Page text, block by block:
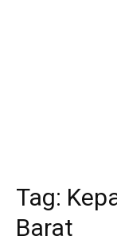
Tag:
Barat